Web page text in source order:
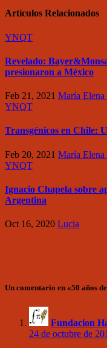
Artículos Relacionados
YNQT
Revelado:
presionaron a México
Feb 21, 2021 María Elena
YNQT
Transgénicos en Chile:
Feb 20, 2021 María Elena
YNQT
Ignacio Chapela sobre
Argentina
Oct 16, 2020 Lucia
Un comentario en «50 años
Fundacion
24 de octubre de